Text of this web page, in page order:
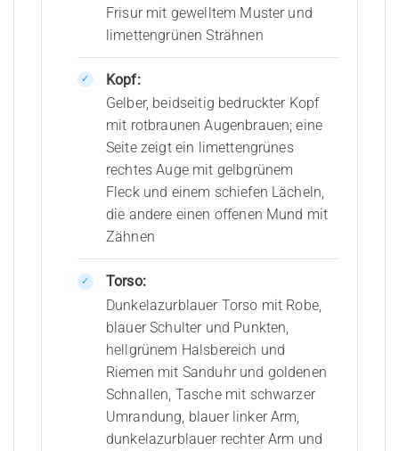
Frisur mit gewelltem Muster und
limettengrünen Strähnen
Kopf:
Gelber, beidseitig bedruckter Kopf
mit rotbraunen Augenbrauen; eine
Seite zeigt ein limettengrünes
rechtes Auge mit gelbgrünem
Fleck und einem schiefen Lächeln,
die andere einen offenen Mund mit
Zähnen
Torso:
Dunkelazurblauer Torso mit Robe,
blauer Schulter und Punkten,
hellgrünem Halsbereich und
Riemen mit Sanduhr und goldenen
Schnallen, Tasche mit schwarzer
Umrandung, blauer linker Arm,
dunkelazurblauer rechter Arm und